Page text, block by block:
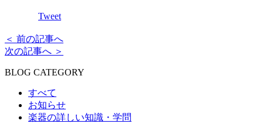
Tweet
＜ 前の記事へ
次の記事へ ＞
BLOG CATEGORY
すべて
お知らせ
楽器の詳しい知識・学問